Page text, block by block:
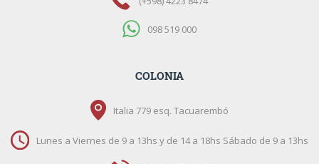
098 519 000
COLONIA
Italia 779 esq. Tacuarembó
Lunes a Viernes de 9 a 13hs y de 14 a 18hs Sábado de 9 a 13hs